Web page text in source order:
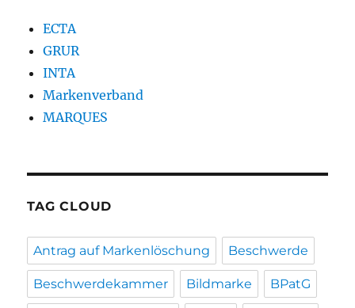
ECTA
GRUR
INTA
Markenverband
MARQUES
TAG CLOUD
Antrag auf Markenlöschung Beschwerde
Beschwerdekammer Bildmarke BPatG